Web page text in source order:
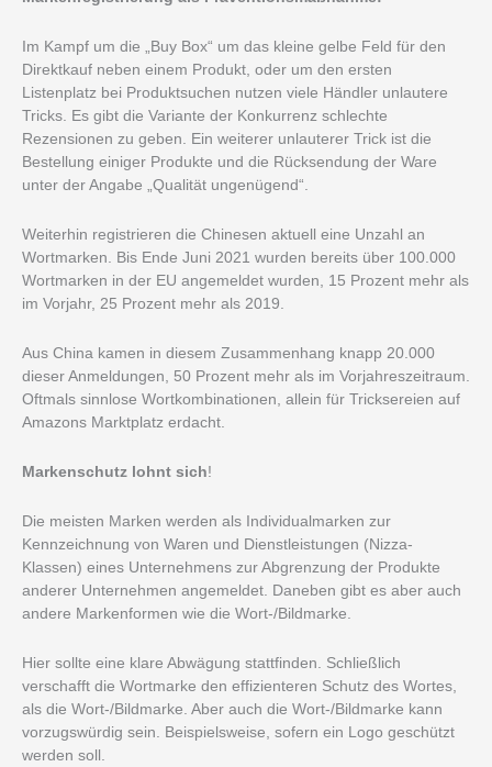
Im Kampf um die „Buy Box“ um das kleine gelbe Feld für den
Direktkauf neben einem Produkt, oder um den ersten
Listenplatz bei Produktsuchen nutzen viele Händler unlautere
Tricks. Es gibt die Variante der Konkurrenz schlechte
Rezensionen zu geben. Ein weiterer unlauterer Trick ist die
Bestellung einiger Produkte und die Rücksendung der Ware
unter der Angabe „Qualität ungenügend“.
Weiterhin registrieren die Chinesen aktuell eine Unzahl an
Wortmarken. Bis Ende Juni 2021 wurden bereits über 100.000
Wortmarken in der EU angemeldet wurden, 15 Prozent mehr als
im Vorjahr, 25 Prozent mehr als 2019.
Aus China kamen in diesem Zusammenhang knapp 20.000
dieser Anmeldungen, 50 Prozent mehr als im Vorjahreszeitraum.
Oftmals sinnlose Wortkombinationen, allein für Tricksereien auf
Amazons Marktplatz erdacht.
Markenschutz lohnt sich!
Die meisten Marken werden als Individualmarken zur
Kennzeichnung von Waren und Dienstleistungen (Nizza-
Klassen) eines Unternehmens zur Abgrenzung der Produkte
anderer Unternehmen angemeldet. Daneben gibt es aber auch
andere Markenformen wie die Wort-/Bildmarke.
Hier sollte eine klare Abwägung stattfinden. Schließlich
verschafft die Wortmarke den effizienteren Schutz des Wortes,
als die Wort-/Bildmarke. Aber auch die Wort-/Bildmarke kann
vorzugswürdig sein. Beispielsweise, sofern ein Logo geschützt
werden soll.